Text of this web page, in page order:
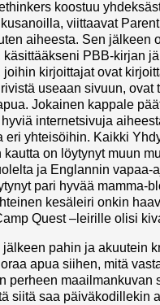
koostuu
viittaavat
aiheesta. Sen jälkeen
käsittääkseni PBB-kirjan
joihin kirjoittajat ovat
useaan sivuun, ovat
Jokainen kappale
internetsivuja
eri yhteisöihin. Kaikki
kautta on löytynyt muun
ja Englannin vapaa-
pari hyvää mamma-
kesäleiri onkin
Quest –leirille olisi
jälkeen pahin ja akuutein
apua siihen, mitä
perheen maailmankuvan
siitä saa päiväkodillekin